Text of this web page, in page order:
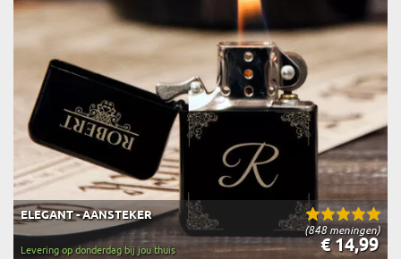
(848 meningen)
ELEGANT - AANSTEKER
€ 14,99
Levering op donderdag bij jou thuis